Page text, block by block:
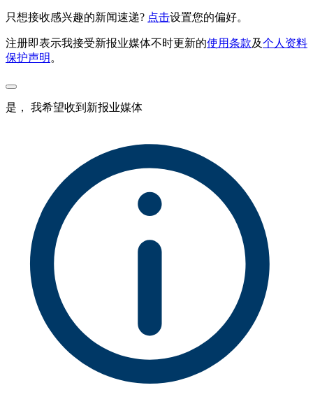
只想接收感兴趣的新闻速递? 点击设置您的偏好。
注册即表示我接受新报业媒体不时更新的使用条款及个人资料
保护声明 。
是， 我希望收到新报业媒体